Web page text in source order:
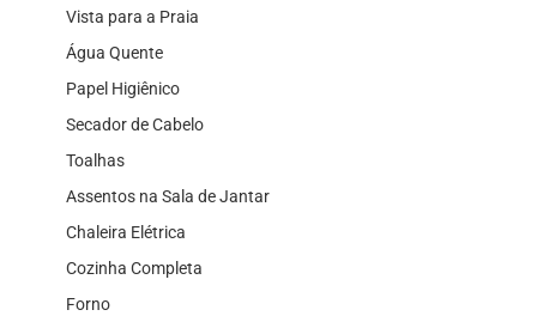
Vista para a Praia
Água Quente
Papel Higiênico
Secador de Cabelo
Toalhas
Assentos na Sala de Jantar
Chaleira Elétrica
Cozinha Completa
Forno